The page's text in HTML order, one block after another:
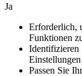
Ja
Erforderlich,
Funktionen
Identifizieren
Passen Sie